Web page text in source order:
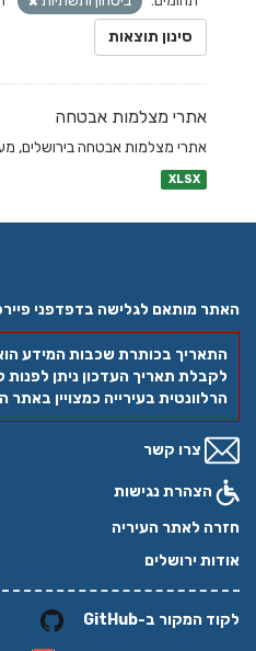
סינון תוצאות
אתרי מצלמות אבטחה
אתרי מצלמות אבטחה בירושלים,
XLSX
האתר מותאם לגלישה בדפדפני
התאריך בכותרת שכבות המידע
לקבלת תאריך העדכון ניתן
הרלוונטית בעירייה כמצויין באתר
צרו קשר
הצהרת נגישות
חזרה לאתר העיריה
אודות ירושלים
לקוד המקור ב-GitHub